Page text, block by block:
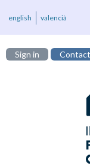
english valencià
Sign in